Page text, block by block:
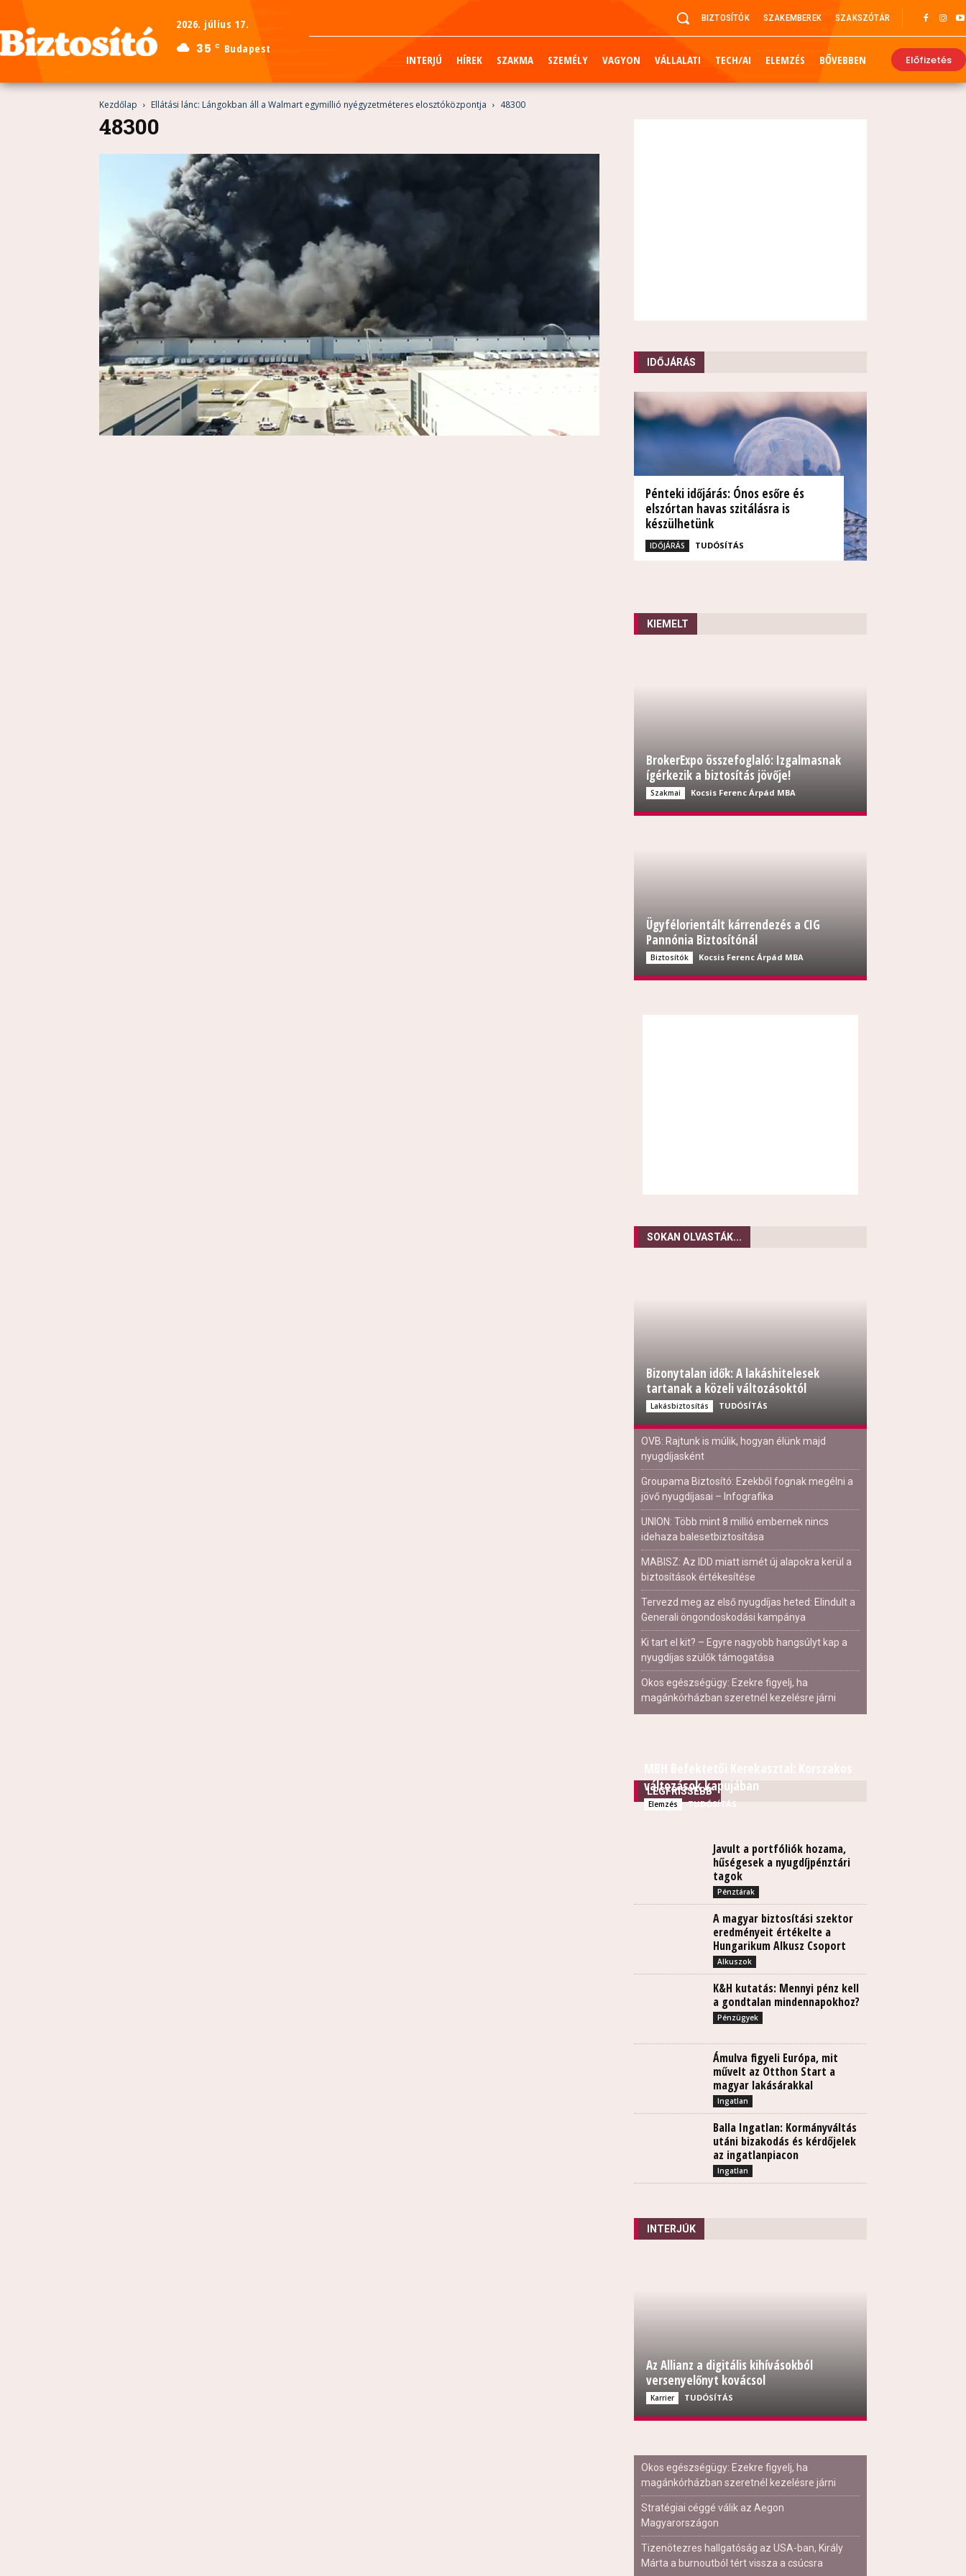
2026. július 17.
35 C Budapest
BIZTOSÍTÓK SZAKEMBEREK SZAKSZÓTÁR
INTERJÚ HÍREK SZAKMA SZEMÉLY VAGYON VÁLLALATI TECH/AI ELEMZÉS BŐVEBBEN Előfizetés
Kezdőlap Ellátási lánc: Lángokban áll a Walmart egymillió nyégyzetméteres elosztóközpontja 48300
48300
IDŐJÁRÁS
Pénteki időjárás: Ónos esőre és
elszórtan havas szitálásra is
készülhetünk
IDŐJÁRÁS TUDÓSÍTÁS
KIEMELT
BrokerExpo összefoglaló: Izgalmasnak
ígérkezik a biztosítás jövője!
Szakmai Kocsis Ferenc Árpád MBA
Ügyfélorientált kárrendezés a CIG
Pannónia Biztosítónál
Biztosítók Kocsis Ferenc Árpád MBA
SOKAN OLVASTÁK...
Bizonytalan idők: A lakáshitelesek
tartanak a közeli változásoktól
Lakásbiztosítás TUDÓSÍTÁS
OVB: Rajtunk is múlik, hogyan élünk majd
nyugdíjasként
Groupama Biztosító: Ezekből fognak megélni a
jövő nyugdíjasai – Infografika
UNION: Több mint 8 millió embernek nincs
idehaza balesetbiztosítása
MABISZ: Az IDD miatt ismét új alapokra kerül a
biztosítások értékesítése
Tervezd meg az első nyugdíjas heted: Elindult a
Generali öngondoskodási kampánya
Ki tart el kit? – Egyre nagyobb hangsúlyt kap a
nyugdíjas szülők támogatása
Okos egészségügy: Ezekre figyelj, ha
magánkórházban szeretnél kezelésre járni
LEGFRISSEBB
változások kapujában
Elemzés TUDÓSÍTÁS
Javult a portfóliók hozama,
hűségesek a nyugdíjpénztári
tagok
Pénztárak
A magyar biztosítási szektor
eredményeit értékelte a
Hungarikum Alkusz Csoport
Alkuszok
K&H kutatás: Mennyi pénz kell
a gondtalan mindennapokhoz?
Pénzügyek
Ámulva figyeli Európa, mit
művelt az Otthon Start a
magyar lakásárakkal
Ingatlan
Balla Ingatlan: Kormányváltás
utáni bizakodás és kérdőjelek
az ingatlanpiacon
Ingatlan
INTERJÚK
Az Allianz a digitális kihívásokból
versenyelőnyt kovácsol
Karrier TUDÓSÍTÁS
Okos egészségügy: Ezekre figyelj, ha
magánkórházban szeretnél kezelésre járni
Stratégiai céggé válik az Aegon
Magyarországon
Tizenötezres hallgatóság az USA-ban, Király
Márta a burnoutból tért vissza a csúcsra